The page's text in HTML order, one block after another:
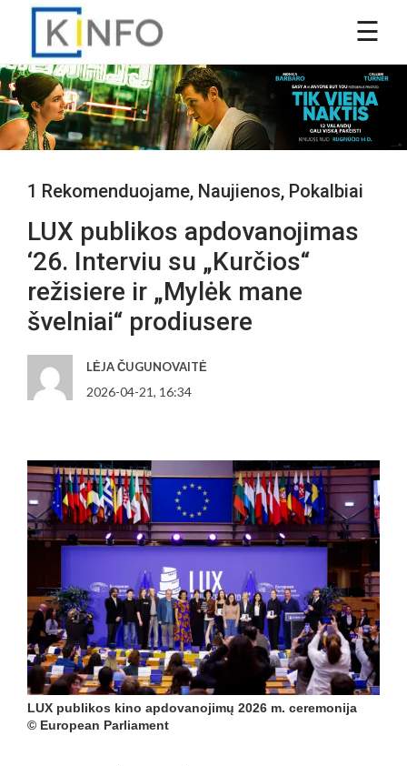
1 Rekomenduojame, Naujienos, Pokalbiai
LUX publikos apdovanojimas
‘26. Interviu su „Kurčios“
režisiere ir „Mylėk mane
švelniai“ prodiusere
LĖJA ČUGUNOVAITĖ
2026-04-21, 16:34
LUX publikos kino apdovanojimų 2026 m. ceremonija
© European Parliament